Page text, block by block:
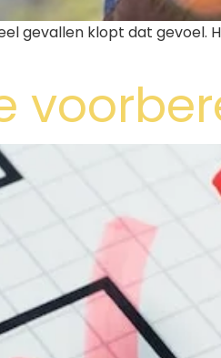
gevallen klopt dat gevoel.